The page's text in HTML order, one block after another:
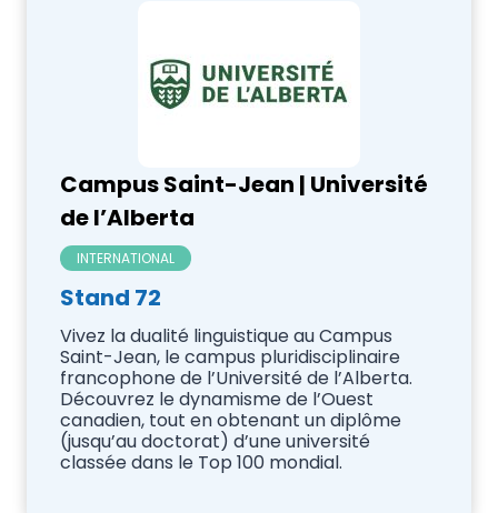
Campus Saint-Jean | Université
de l’Alberta
INTERNATIONAL
Stand 72
Vivez la dualité linguistique au Campus
Saint-Jean, le campus pluridisciplinaire
francophone de l’Université de l’Alberta.
Découvrez le dynamisme de l’Ouest
canadien, tout en obtenant un diplôme
(jusqu’au doctorat) d’une université
classée dans le Top 100 mondial.